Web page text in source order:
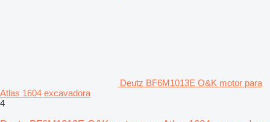
Deutz BF6M1013E O&K motor para
Atlas 1604 excavadora
4